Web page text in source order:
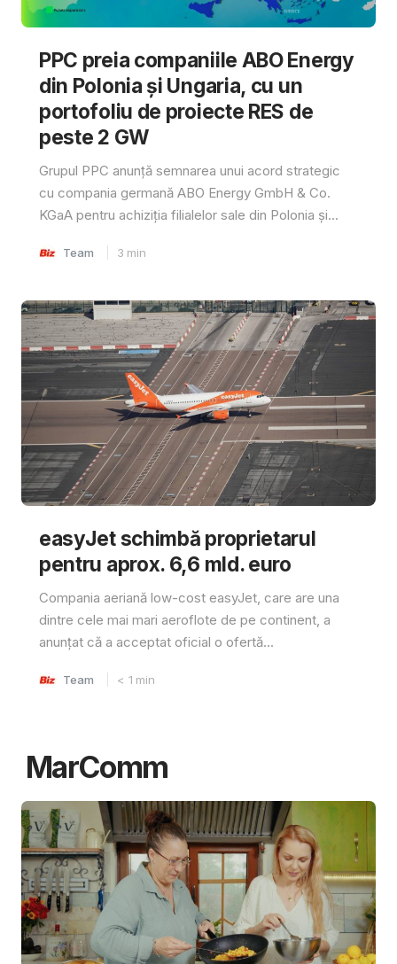
PPC preia companiile ABO Energy
din Polonia și Ungaria, cu un
portofoliu de proiecte RES de
peste 2 GW
Grupul PPC anunță semnarea unui acord strategic
cu compania germană ABO Energy GmbH & Co.
KGaA pentru achiziția filialelor sale din Polonia și...
Team 3 min
easyJet schimbă proprietarul
pentru aprox. 6,6 mld. euro
Compania aeriană low-cost easyJet, care are una
dintre cele mai mari aeroflote de pe continent, a
anunțat că a acceptat oficial o ofertă...
Team < 1 min
MarComm